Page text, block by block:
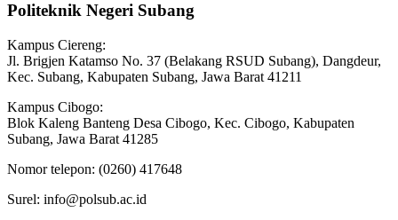
Politeknik Negeri Subang
Kampus Ciereng:
Jl. Brigjen Katamso No. 37 (Belakang RSUD Subang), Dangdeur,
Kec. Subang, Kabupaten Subang, Jawa Barat 41211
Kampus Cibogo:
Blok Kaleng Banteng Desa Cibogo, Kec. Cibogo, Kabupaten
Subang, Jawa Barat 41285
Nomor telepon: (0260) 417648
Surel: info@polsub.ac.id